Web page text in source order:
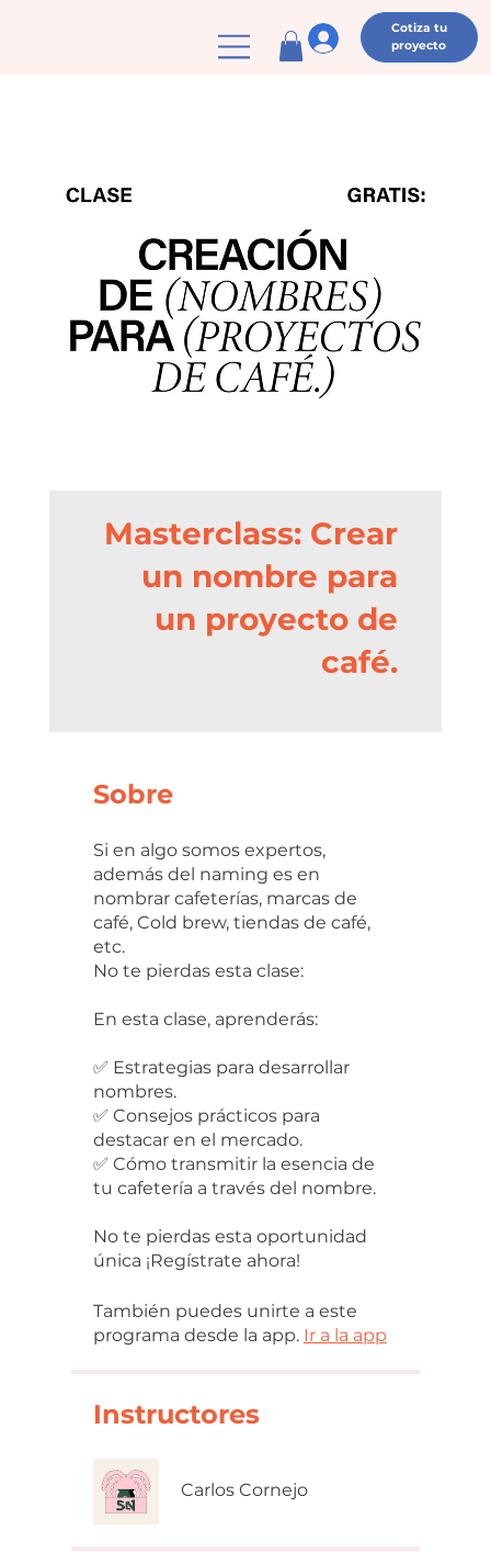
Cotiza tu
proyecto
Masterclass: Crear
un nombre para
un proyecto de
café.
Sobre
Si en algo somos expertos,
además del naming es en
nombrar cafeterías, marcas de
café, Cold brew, tiendas de café,
etc.
No te pierdas esta clase:
En esta clase, aprenderás:
✅ Estrategias para desarrollar
nombres.
✅ Consejos prácticos para
destacar en el mercado.
✅ Cómo transmitir la esencia de
tu cafetería a través del nombre.
No te pierdas esta oportunidad
única ¡Regístrate ahora!
También puedes unirte a este
programa desde la app. Ir a la app
Instructores
Carlos Cornejo